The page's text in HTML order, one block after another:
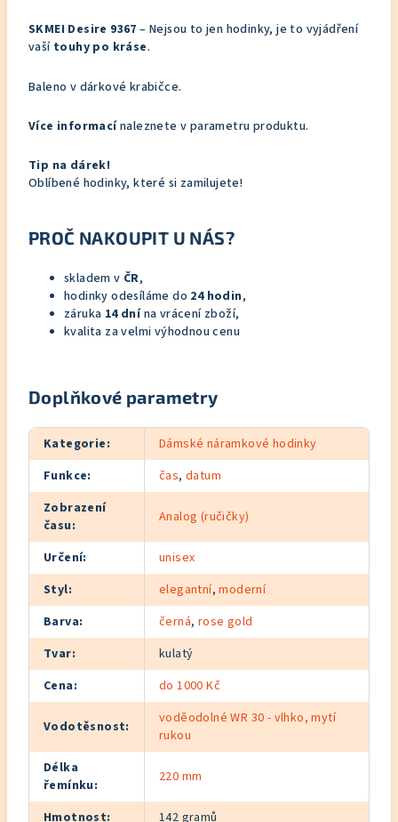
SKMEI Desire 9367 – Nejsou to jen hodinky, je to vyjádření
vaší touhy po kráse.
Baleno v dárkové krabičce.
Více informacínaleznete v parametru produktu.
Tip na dárek!
Oblíbené hodinky, které si zamilujete!
PROČ NAKOUPIT U NÁS?
skladem v ČR,
hodinky odesíláme do 24 hodin,
záruka 14 dnína vrácení zboží,
kvalita za velmi výhodnou cenu
Doplňkové parametry
Kategorie:
Dámské náramkové hodinky
Funkce: čas,datum
Zobrazení
času: Analog (ručičky)
Určení:
unisex
Styl: elegantní,moderní
Barva: černá, rose gold
Tvar:
kulatý
Cena: do 1000 Kč
Vodotěsnost:
voděodolné WR 30 - vlhko, mytí
rukou
Délka
řemínku: 220 mm
Hmotnost: 142 gramů